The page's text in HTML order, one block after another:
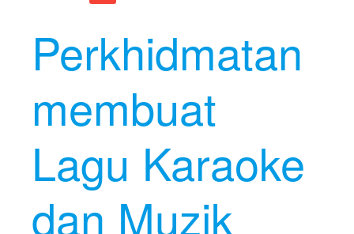
Perkhidmatan
membuat
Lagu Karaoke
dan Muzik